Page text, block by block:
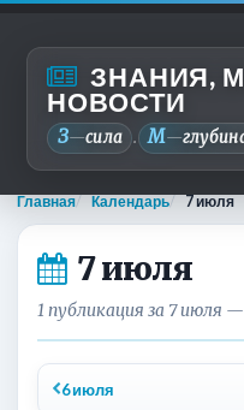
ЗНАНИЯ,
НОВОСТИ
З—сила . М—
Главная Календарь 7 июля
7 июля
1 публикация за 7 июля
6 июля